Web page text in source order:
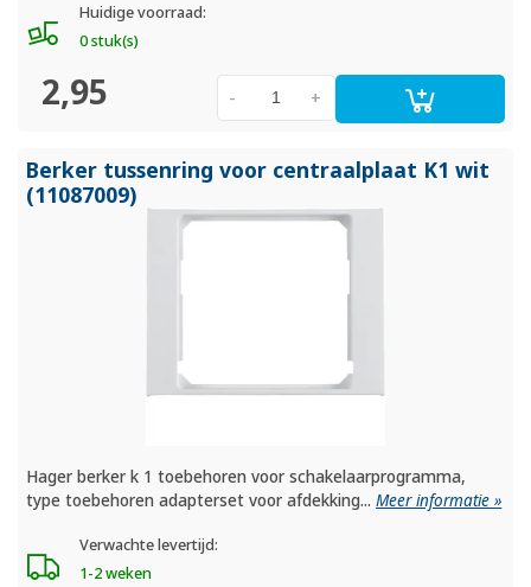
Huidige voorraad:
0 stuk(s)
2,95 +
-
Berker tussenring voor centraalplaat K1 wit
(11087009)
Hager berker k 1 toebehoren voor schakelaarprogramma,
type toebehoren adapterset voor afdekking...Meer informatie »
Verwachte levertijd:
1-2 weken